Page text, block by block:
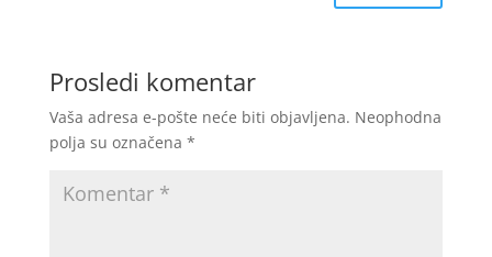
Prosledi komentar
Vaša adresa e-pošte neće biti objavljena. Neophodna
polja su označena *